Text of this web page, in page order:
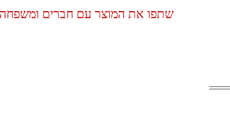
שתפו את המוצר עם חברים ומשפחה